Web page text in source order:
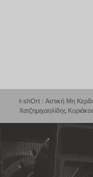
t-shOrt : Αστική Μη
Χατζημιχαηλίδης